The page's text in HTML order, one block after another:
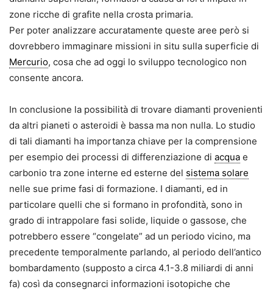
zone ricche di grafite nella crosta primaria.
Per poter analizzare accuratamente queste aree però si
dovrebbero immaginare missioni in situ sulla superficie di
Mercurio, cosa che ad oggi lo sviluppo tecnologico non
consente ancora.
In conclusione la possibilità di trovare diamanti provenienti
da altri pianeti o asteroidi è bassa ma non nulla. Lo studio
di tali diamanti ha importanza chiave per la comprensione
per esempio dei processi di differenziazione di acqua e
carbonio tra zone interne ed esterne del sistema solare
nelle sue prime fasi di formazione. I diamanti, ed in
particolare quelli che si formano in profondità, sono in
grado di intrappolare fasi solide, liquide o gassose, che
potrebbero essere “congelate” ad un periodo vicino, ma
precedente temporalmente parlando, al periodo dell’antico
bombardamento (supposto a circa 4.1-3.8 miliardi di anni
fa) così da consegnarci informazioni isotopiche che